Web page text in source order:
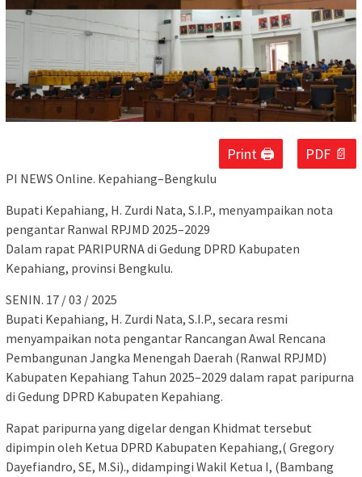
Print 🖨 PDF 📄
PI NEWS Online. Kepahiang–Bengkulu
Bupati Kepahiang, H. Zurdi Nata, S.I.P., menyampaikan nota
pengantar Ranwal RPJMD 2025–2029
Dalam rapat PARIPURNA di Gedung DPRD Kabupaten
Kepahiang, provinsi Bengkulu.
SENIN. 17 / 03 / 2025
Bupati Kepahiang, H. Zurdi Nata, S.I.P., secara resmi
menyampaikan nota pengantar Rancangan Awal Rencana
Pembangunan Jangka Menengah Daerah (Ranwal RPJMD)
Kabupaten Kepahiang Tahun 2025–2029 dalam rapat paripurna
di Gedung DPRD Kabupaten Kepahiang.
Rapat paripurna yang digelar dengan Khidmat tersebut
dipimpin oleh Ketua DPRD Kabupaten Kepahiang,( Gregory
Dayefiandro, SE, M.Si)., didampingi Wakil Ketua I, (Bambang